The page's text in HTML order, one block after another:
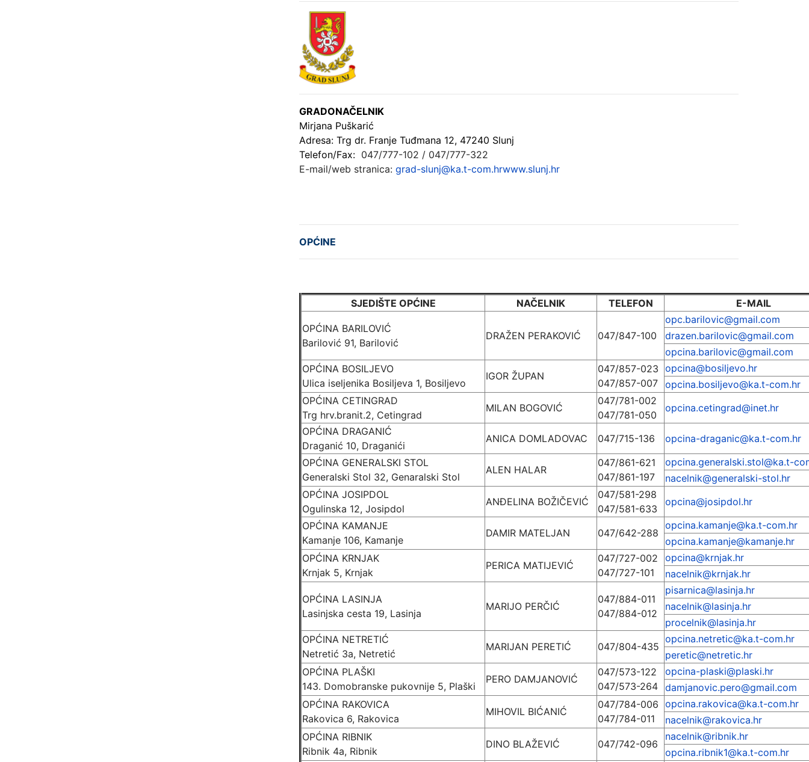
GRADONAČELNIK
Mirjana Puškarić
Adresa: Trg dr. Franje Tuđmana 12, 47240 Slunj
Telefon/Fax: 047/777-102 / 047/777-322
E-mail/web stranica: grad-slunj@ka.t-com.hrwww.slunj.hr
OPĆINE
SJEDIŠTE OPĆINE NAČELNIK TELEFON E-MAIL
OPĆINA BARILOVIĆ
Barilović 91, Barilović
DRAŽEN PERAKOVIĆ 047/847-100
opc.barilovic@gmail.com
drazen.barilovic@gmail.com
opcina.barilovic@gmail.com
OPĆINA BOSILJEVO
Ulica iseljenika Bosiljeva 1, Bosiljevo
IGOR ŽUPAN
047/857-023
047/857-007
opcina@bosiljevo.hr
opcina.bosiljevo@ka.t-com.hr
OPĆINA CETINGRAD
Trg hrv.branit.2, Cetingrad
MILAN BOGOVIĆ
047/781-002
047/781-050
opcina.cetingrad@inet.hr
OPĆINA DRAGANIĆ
Draganić 10, Draganići
ANICA DOMLADOVAC 047/715-136
opcina-draganic@ka.t-com.hr
OPĆINA GENERALSKI STOL
Generalski Stol 32, Genaralski Stol
ALEN HALAR
047/861-621
047/861-197
opcina.generalski.stol@ka.t-
nacelnik@generalski-stol.hr
OPĆINA JOSIPDOL
Ogulinska 12, Josipdol
ANĐELINA BOŽIČEVIĆ
047/581-298
047/581-633
opcina@josipdol.hr
OPĆINA KAMANJE
Kamanje 106, Kamanje
DAMIR MATELJAN 047/642-288
opcina.kamanje@ka.t-com.hr
opcina.kamanje@kamanje.hr
OPĆINA KRNJAK
Krnjak 5, Krnjak
PERICA MATIJEVIĆ
047/727-002
047/727-101
opcina@krnjak.hr
nacelnik@krnjak.hr
OPĆINA LASINJA
Lasinjska cesta 19, Lasinja
MARIJO PERČIĆ
047/884-011
047/884-012
pisarnica@lasinja.hr
nacelnik@lasinja.hr
procelnik@lasinja.hr
OPĆINA NETRETIĆ
Netretić 3a, Netretić
MARIJAN PERETIĆ 047/804-435
opcina.netretic@ka.t-com.hr
peretic@netretic.hr
OPĆINA PLAŠKI
143. Domobranske pukovnije 5, Plaški
PERO DAMJANOVIĆ
047/573-122
047/573-264
opcina-plaski@plaski.hr
damjanovic.pero@gmail.com
OPĆINA RAKOVICA
Rakovica 6, Rakovica
MIHOVIL BIĆANIĆ
047/784-006
047/784-011
opcina.rakovica@ka.t-com.hr
nacelnik@rakovica.hr
OPĆINA RIBNIK
Ribnik 4a, Ribnik
DINO BLAŽEVIĆ 047/742-096
nacelnik@ribnik.hr
opcina.ribnik1@ka.t-com.hr